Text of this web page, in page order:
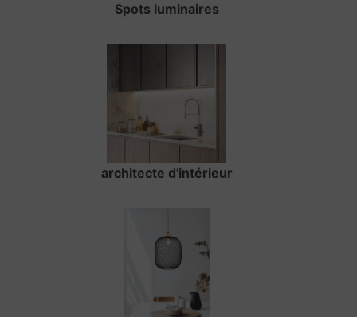
Spots luminaires
architecte d'intérieur